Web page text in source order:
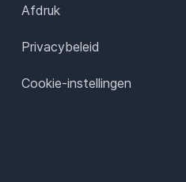
Afdruk
Privacybeleid
Cookie-instellingen